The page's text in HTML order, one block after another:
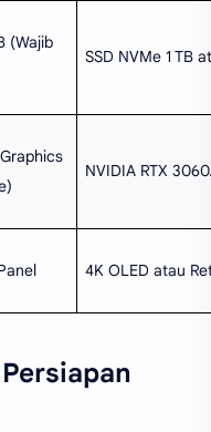
(Wajib
SSD NVMe 1 TB
NVIDIA RTX
4K OLED atau